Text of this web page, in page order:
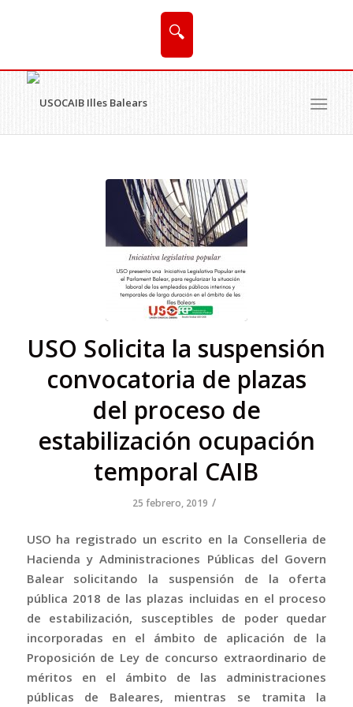
🔍
USO Solicita la suspensión
convocatoria de plazas
del proceso de
estabilización ocupación
temporal CAIB
25 febrero, 2019 /
USO ha registrado un escrito en la Conselleria de
Hacienda y Administraciones Públicas del Govern
Balear solicitando la suspensión de la oferta
pública 2018 de las plazas incluidas en el proceso
de estabilización, susceptibles de poder quedar
incorporadas en el ámbito de aplicación de la
Proposición de Ley de concurso extraordinario de
méritos en el ámbito de las administraciones
públicas de Baleares, mientras se tramita la